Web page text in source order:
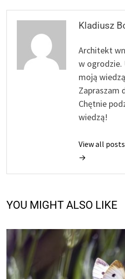
Kladiusz
Architekt
w ogrodzie.
moją
Zapraszam
Chętnie
wiedzą!
View all
→
YOU MIGHT ALSO LIKE